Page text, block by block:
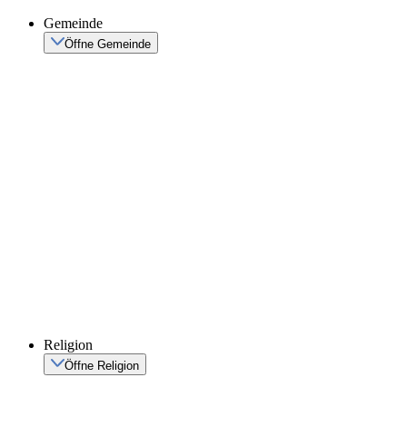
Gemeinde
Öffne Gemeinde
Religion
Öffne Religion